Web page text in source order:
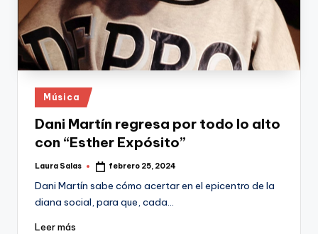
Publicado
en
Música
Dani Martín regresa por todo lo alto
con “Esther Expósito”
Publicado
Laura Salas febrero 25, 2024
Dani Martín sabe cómo acertar en el epicentro de la
diana social, para que, cada…
Leer más